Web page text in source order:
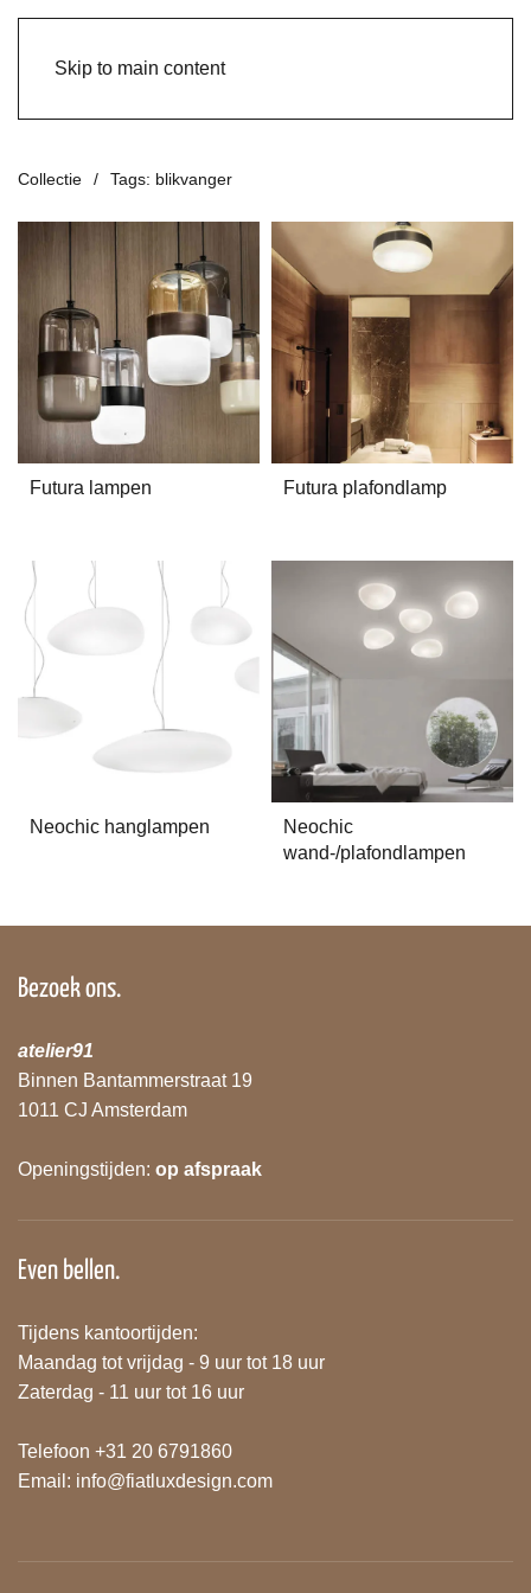
Skip to main content
Collectie Tags: blikvanger
Futura lampen Futura plafondlamp
Neochic hanglampen
Neochic
wand-/plafondlampen
Bezoek ons.
atelier91
Binnen Bantammerstraat 19
1011 CJ Amsterdam
Openingstijden: op afspraak
Even bellen.
Tijdens kantoortijden:
Maandag tot vrijdag - 9 uur tot 18 uur
Zaterdag - 11 uur tot 16 uur
Telefoon +31 20 6791860
Email: info@fiatluxdesign.com